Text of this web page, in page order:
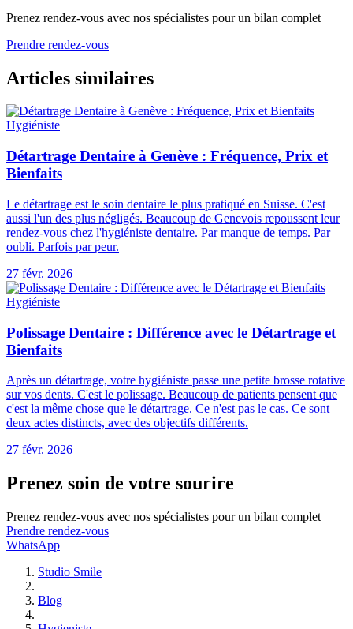
Prenez rendez-vous avec nos spécialistes pour un bilan complet
Prendre rendez-vous
Articles similaires
Hygiéniste
27 févr. 2026
Hygiéniste
27 févr. 2026
Prenez soin de votre sourire
Prenez rendez-vous avec nos spécialistes pour un bilan complet
Prendre rendez-vous
WhatsApp
Studio Smile
Blog